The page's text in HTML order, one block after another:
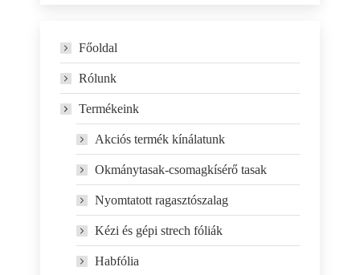
Főoldal
Rólunk
Termékeink
Akciós termék kínálatunk
Okmánytasak-csomagkísérő tasak
Nyomtatott ragasztószalag
Kézi és gépi strech fóliák
Habfólia